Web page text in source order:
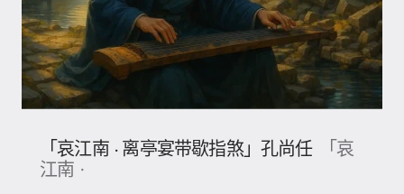
「哀江南 · 离亭宴带歇指煞」孔尚任
「哀
江南 ·